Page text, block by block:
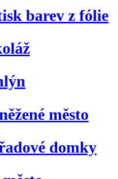
barev z fólie
město
domky